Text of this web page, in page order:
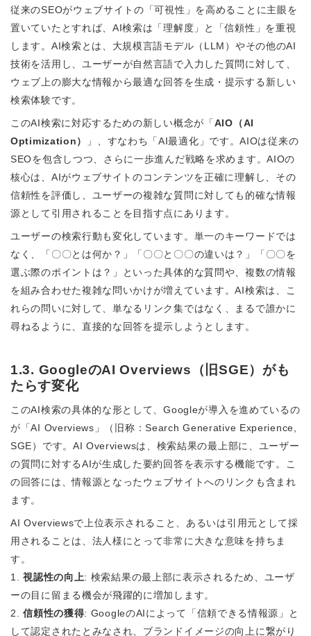
従来のSEOがウェブサイトの「可視性」を高めることに主眼を
置いていたとすれば、AI検索は「理解度」と「信頼性」を重視
します。AI検索とは、大規模言語モデル（LLM）やその他のAI
技術を活用し、ユーザーが自然言語で入力した質問に対して、
ウェブ上の膨大な情報から最適な回答を生成・提示する新しい
検索体験です。
このAI検索に対応するための新しい概念が「AIO（AI
Optimization）
」、すなわち「AI最適化」です。AIOは従来の
SEOを包含しつつ、さらに一歩進んだ戦略を求めます。AIOの
核心は、AIがウェブサイトのコンテンツを正確に理解し、その
信頼性を評価し、ユーザーの複雑な質問に対しても的確な情報
源として引用されることを目指す点にあります。
ユーザーの検索行動も変化しています。単一のキーワードでは
なく、「〇〇とは何か？」「〇〇と〇〇の違いは？」「〇〇を
選ぶ際のポイントは？」といった具体的な質問や、複数の情報
を組み合わせた複雑な問いかけが増えています。AI検索は、こ
れらの問いに対して、単なるリンク集ではなく、まるで誰かに
尋ねるように、直接的な回答を提示しようとします。
1.3. GoogleのAI Overviews（旧SGE）がも
たらす変化
このAI検索の具体的な形として、Googleが導入を進めているの
が「AI Overviews」（旧称：Search Generative Experience,
SGE）です。AI Overviewsは、検索結果の最上部に、ユーザー
の質問に対するAIが生成した要約回答を表示する機能です。こ
の回答には、情報源となったウェブサイトへのリンクも含まれ
ます。
AI Overviewsで上位表示されること、あるいは引用元として採
用されることは、法人様にとって非常に大きな意味を持ちま
す。
1.視認性の向上: 検索結果の最上部に表示されるため、ユーザ
ーの目に留まる機会が飛躍的に増加します。
2.信頼性の獲得: GoogleのAIによって「信頼できる情報源」と
して認定されたとみなされ、ブランドイメージの向上に繋がり